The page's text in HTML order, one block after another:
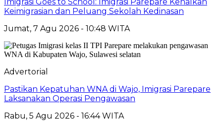
Keimigrasian dan Peluang Sekolah Kedinasan
Jumat, 7 Agu 2026 - 10:48 WITA
Advertorial
Pastikan Kepatuhan WNA di Wajo, Imigrasi Parepare
Laksanakan Operasi Pengawasan
Rabu, 5 Agu 2026 - 16:44 WITA